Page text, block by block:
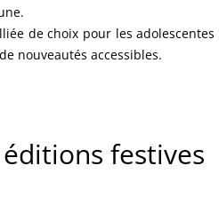
de choix pour les
nouveautés accessibles.
festives